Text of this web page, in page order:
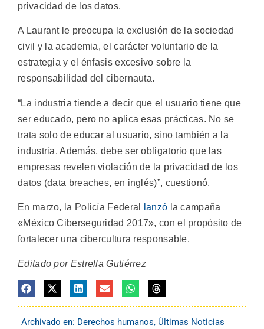
privacidad de los datos.
A Laurant le preocupa la exclusión de la sociedad
civil y la academia, el carácter voluntario de la
estrategia y el énfasis excesivo sobre la
responsabilidad del cibernauta.
“La industria tiende a decir que el usuario tiene que
ser educado, pero no aplica esas prácticas. No se
trata solo de educar al usuario, sino también a la
industria. Además, debe ser obligatorio que las
empresas revelen violación de la privacidad de los
datos (data breaches, en inglés)”, cuestionó.
En marzo, la Policía Federal lanzó la campaña
«México Ciberseguridad 2017», con el propósito de
fortalecer una cibercultura responsable.
Editado por Estrella Gutiérrez
Archivado en: Derechos humanos, Últimas Noticias